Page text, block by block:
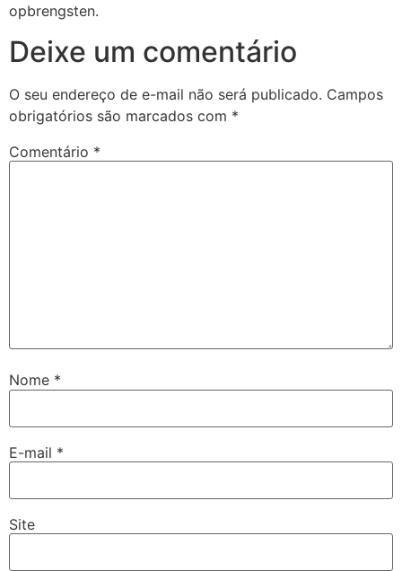
Panel
opbrengsten.
Deixe um comentário
O seu endereço de e-mail não será publicado. Campos
obrigatórios são marcados com *
Comentário *
Nome *
E-mail *
Site